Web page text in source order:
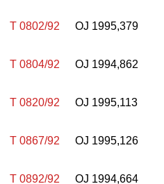
T 0802/92 OJ 1995,379
T 0804/92 OJ 1994,862
T 0820/92 OJ 1995,113
T 0867/92 OJ 1995,126
T 0892/92 OJ 1994,664